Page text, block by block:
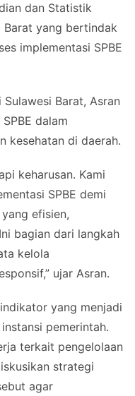
dan Statistik
Barat yang bertindak
implementasi SPBE
Sulawesi Barat, Asran
dalam
kesehatan di daerah.
keharusan. Kami
SPBE demi
efisien,
bagian dari langkah
kelola
ujar Asran.
yang menjadi
pemerintah.
terkait pengelolaan
strategi
agar